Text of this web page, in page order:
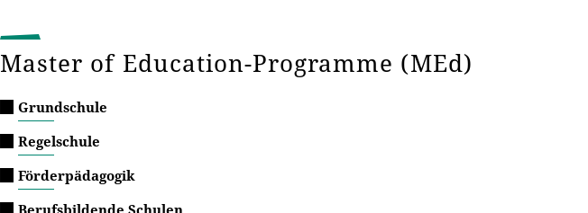
Master of Education-Programme (MEd)
Grundschule
Regelschule
Förderpädagogik
Berufsbildende Schulen